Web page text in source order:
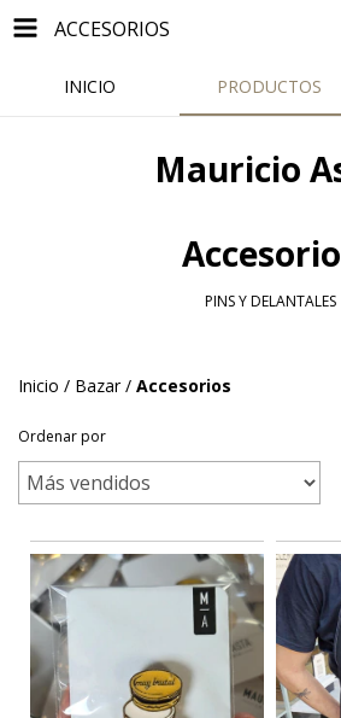
ACCESORIOS
INICIO PRODUCTOS
Mauricio
PINS Y DELANTALES
Inicio / Bazar / Accesorios
Ordenar por